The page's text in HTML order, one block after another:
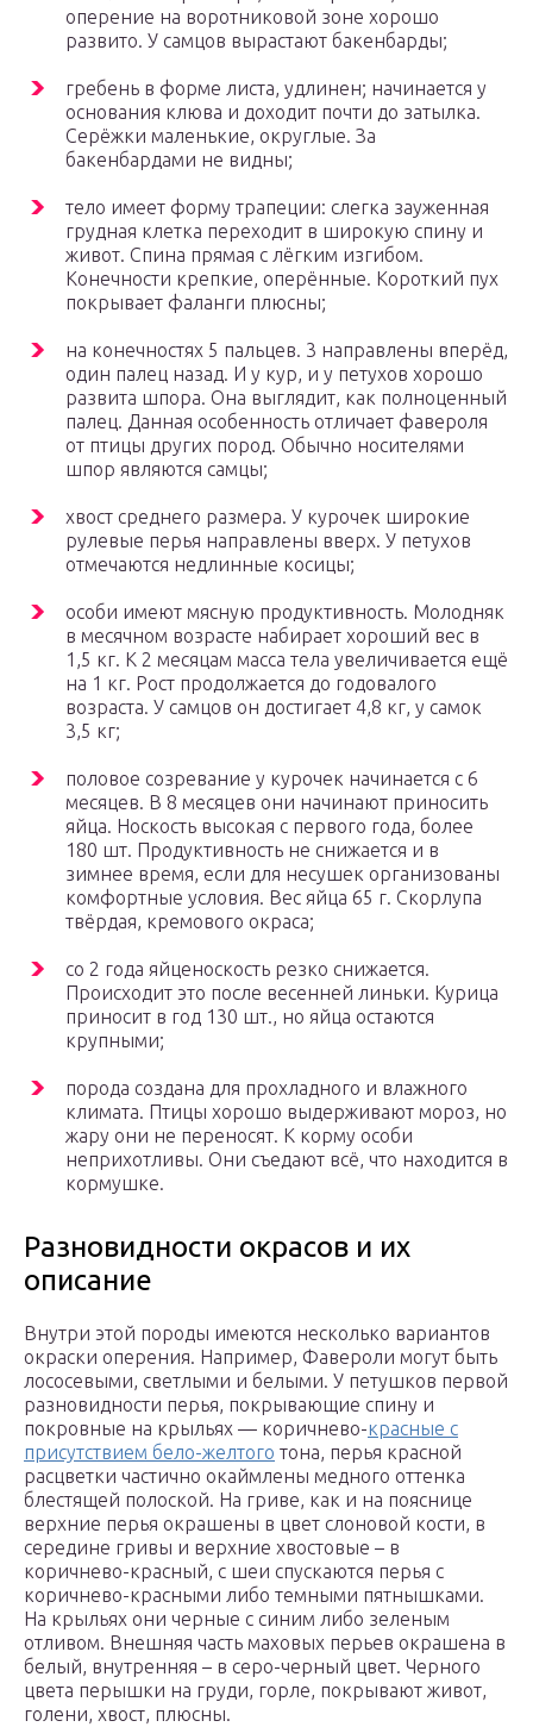
оперение на воротниковой зоне хорошо
развито. У самцов вырастают бакенбарды;
гребень в форме листа, удлинен; начинается у
основания клюва и доходит почти до затылка.
Серёжки маленькие, округлые. За
бакенбардами не видны;
тело имеет форму трапеции: слегка зауженная
грудная клетка переходит в широкую спину и
живот. Спина прямая с лёгким изгибом.
Конечности крепкие, оперённые. Короткий пух
покрывает фаланги плюсны;
на конечностях 5 пальцев. 3 направлены вперёд,
один палец назад. И у кур, и у петухов хорошо
развита шпора. Она выглядит, как полноценный
палец. Данная особенность отличает фавероля
от птицы других пород. Обычно носителями
шпор являются самцы;
хвост среднего размера. У курочек широкие
рулевые перья направлены вверх. У петухов
отмечаются недлинные косицы;
особи имеют мясную продуктивность. Молодняк
в месячном возрасте набирает хороший вес в
1,5 кг. К 2 месяцам масса тела увеличивается ещё
на 1 кг. Рост продолжается до годовалого
возраста. У самцов он достигает 4,8 кг, у самок
3,5 кг;
половое созревание у курочек начинается с 6
месяцев. В 8 месяцев они начинают приносить
яйца. Носкость высокая с первого года, более
180 шт. Продуктивность не снижается и в
зимнее время, если для несушек организованы
комфортные условия. Вес яйца 65 г. Скорлупа
твёрдая, кремового окраса;
со 2 года яйценоскость резко снижается.
Происходит это после весенней линьки. Курица
приносит в год 130 шт., но яйца остаются
крупными;
порода создана для прохладного и влажного
климата. Птицы хорошо выдерживают мороз, но
жару они не переносят. К корму особи
неприхотливы. Они съедают всё, что находится в
кормушке.
Разновидности окрасов и их
описание
Внутри этой породы имеются несколько вариантов
окраски оперения. Например, Фавероли могут быть
лососевыми, светлыми и белыми. У петушков первой
разновидности перья, покрывающие спину и
покровные на крыльях — коричнево-красные с
присутствием бело-желтого тона, перья красной
расцветки частично окаймлены медного оттенка
блестящей полоской. На гриве, как и на пояснице
верхние перья окрашены в цвет слоновой кости, в
середине гривы и верхние хвостовые – в
коричнево-красный, с шеи спускаются перья с
коричнево-красными либо темными пятнышками.
На крыльях они черные с синим либо зеленым
отливом. Внешняя часть маховых перьев окрашена в
белый, внутренняя – в серо-черный цвет. Черного
цвета перышки на груди, горле, покрывают живот,
голени, хвост, плюсны.